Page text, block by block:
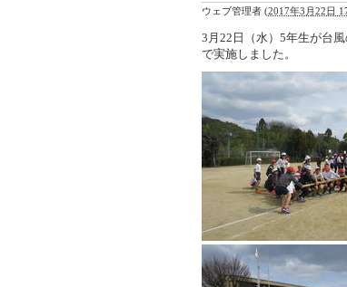
ウェブ管理者 (2017年3月22日
3月22日（水）5年生が台
で実施しました。